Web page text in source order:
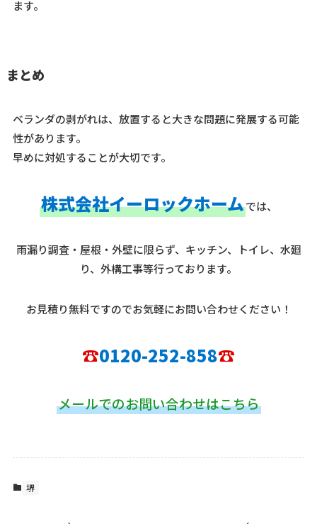
ます。
まとめ
ベランダの剥がれは、放置すると大きな問題に発展する可能
性があります。
早めに対処することが大切です。
株式会社イーロックホームでは、
雨漏り調査・屋根・外壁に限らず、キッチン、トイレ、水廻
り、外構工事等行っております。
お見積り無料ですのでお気軽にお問い合わせください！
☎0120-252-858☎
メールでのお問い合わせはこちら
堺